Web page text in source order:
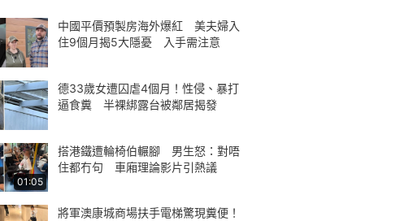
中國平價預製房海外爆紅 美夫婦入
住9個月揭5大隱憂 入手需注意
德33歲女遭囚虐4個月！性侵、暴打
逼食糞 半裸綁露台被鄰居揭發
01:05
搭港鐵遭輪椅伯輾腳 男生怒：對唔
住都冇句 車廂理論影片引熱議
將軍澳康城商場扶手電梯驚現糞便！